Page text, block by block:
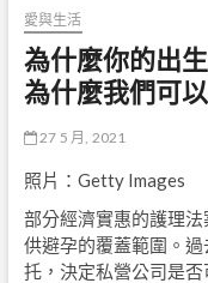
愛與生活
為什麼你的出
為什麼我們可以
27 5 月, 2021
照片：Getty Images
部分經濟實惠的護理
供避孕的覆蓋範圍。
托，決定私營公司是